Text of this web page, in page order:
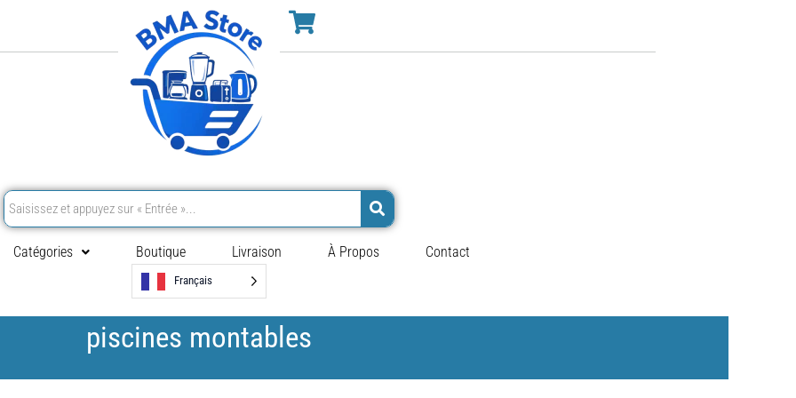
Catégories Boutique Livraison À Propos Contact
Français
piscines montables